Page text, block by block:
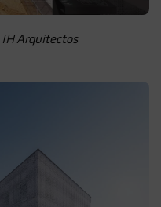
IH Arquitectos